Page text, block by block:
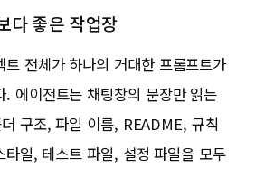
다 좋은 작업장
트 전체가 하나의 거대한 프롬프트가
. 에이전트는 채팅창의 문장만 읽는
구조, 파일 이름, README, 규칙
일, 테스트 파일, 설정 파일을 모두